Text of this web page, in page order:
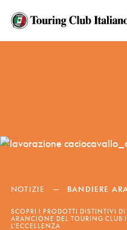
NOTIZIE — BANDIERE
SCOPRI I PRODOTTI DISTINTIVI
ARANCIONE DEL TOURING CLUB
L'ECCELLENZA